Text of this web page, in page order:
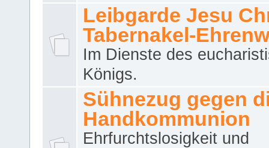
Leibgarde Jesu
Tabernakel-
Im Dienste des
Königs.
Sühnezug gegen
Handkommunion
Ehrfurchtslosigkeit und